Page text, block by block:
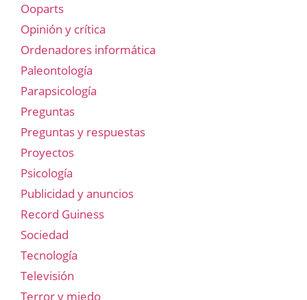
Ooparts
Opinión y crítica
Ordenadores informática
Paleontología
Parapsicología
Preguntas
Preguntas y respuestas
Proyectos
Psicología
Publicidad y anuncios
Record Guiness
Sociedad
Tecnología
Televisión
Terror y miedo